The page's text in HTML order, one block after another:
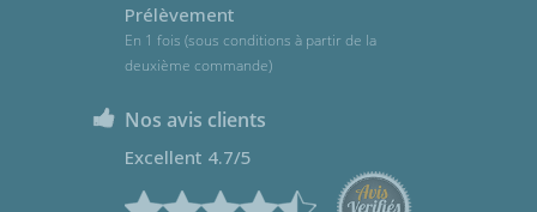
Prélèvement
En 1 fois (sous conditions à partir de la
deuxième commande)
Nos avis clients
Excellent 4.7/5